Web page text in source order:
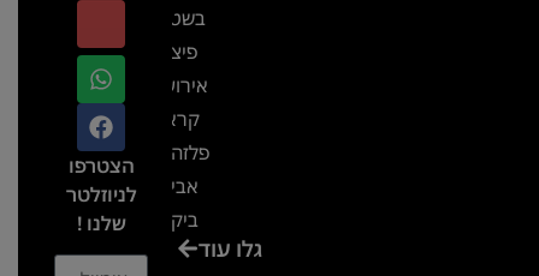
בשטח-
פיצ'ר
אירועים
קראון
פלזה תל
אביב-
ביקור
בכנסגלו עוד
הצטרפו
לניוזלטר
שלנו !